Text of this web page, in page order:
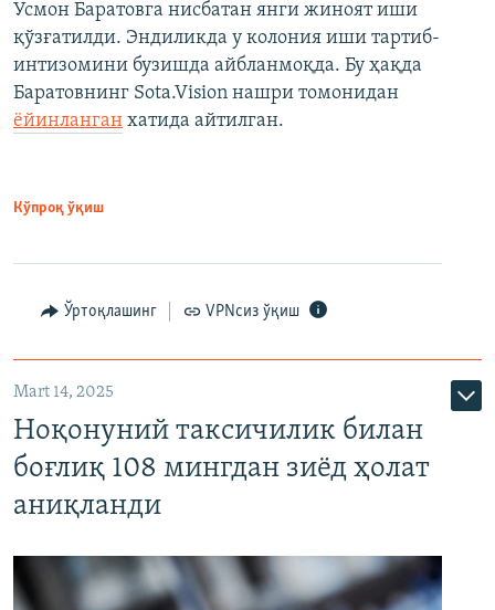
Усмон Баратовга нисбатан янги жиноят иши
қўзғатилди. Эндиликда у колония иши тартиб-
интизомини бузишда айбланмоқда. Бу ҳақда
Баратовнинг Sota.Vision нашри томонидан
ёйинланган хатида айтилган.
Кўпроқ ўқиш
Ўртоқлашинг VPNсиз ўқиш
Mart 14, 2025
Ноқонуний таксичилик билан
боғлиқ 108 мингдан зиёд ҳолат
аниқланди